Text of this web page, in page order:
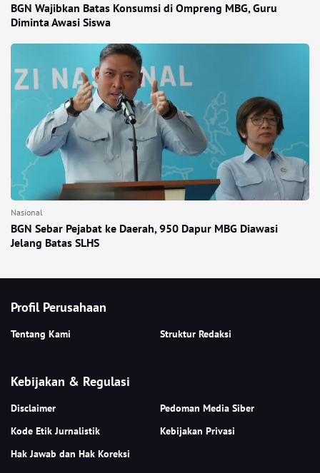
BGN Wajibkan Batas Konsumsi di Ompreng MBG, Guru
Diminta Awasi Siswa
Nasional
BGN Sebar Pejabat ke Daerah, 950 Dapur MBG Diawasi
Jelang Batas SLHS
Profil Perusahaan
Tentang Kami Struktur Redaksi
Kebijakan & Regulasi
Disclaimer
Pedoman Media Siber
Kode Etik Jurnalistik
Kebijakan Privasi
Hak Jawab dan Hak Koreksi